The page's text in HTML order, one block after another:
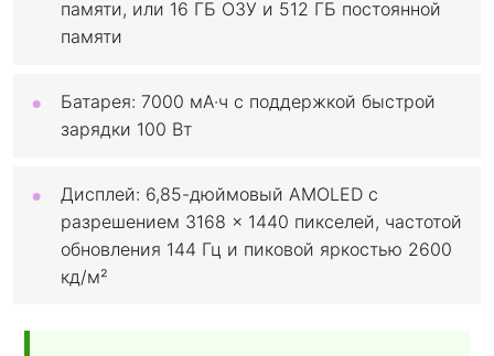
памяти, или 16 ГБ ОЗУ и 512 ГБ постоянной
памяти
Батарея: 7000 мА·ч с поддержкой быстрой
зарядки 100 Вт
Дисплей: 6,85-дюймовый AMOLED с
разрешением 3168 × 1440 пикселей, частотой
обновления 144 Гц и пиковой яркостью 2600
кд/м²